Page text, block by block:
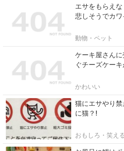
エサをもらえ
悲しそうでカ
動物・ペット
ケーキ屋さん
ぐチーズケー
かわいい
猫にエサやり
に猫？!
おもしろ・笑え